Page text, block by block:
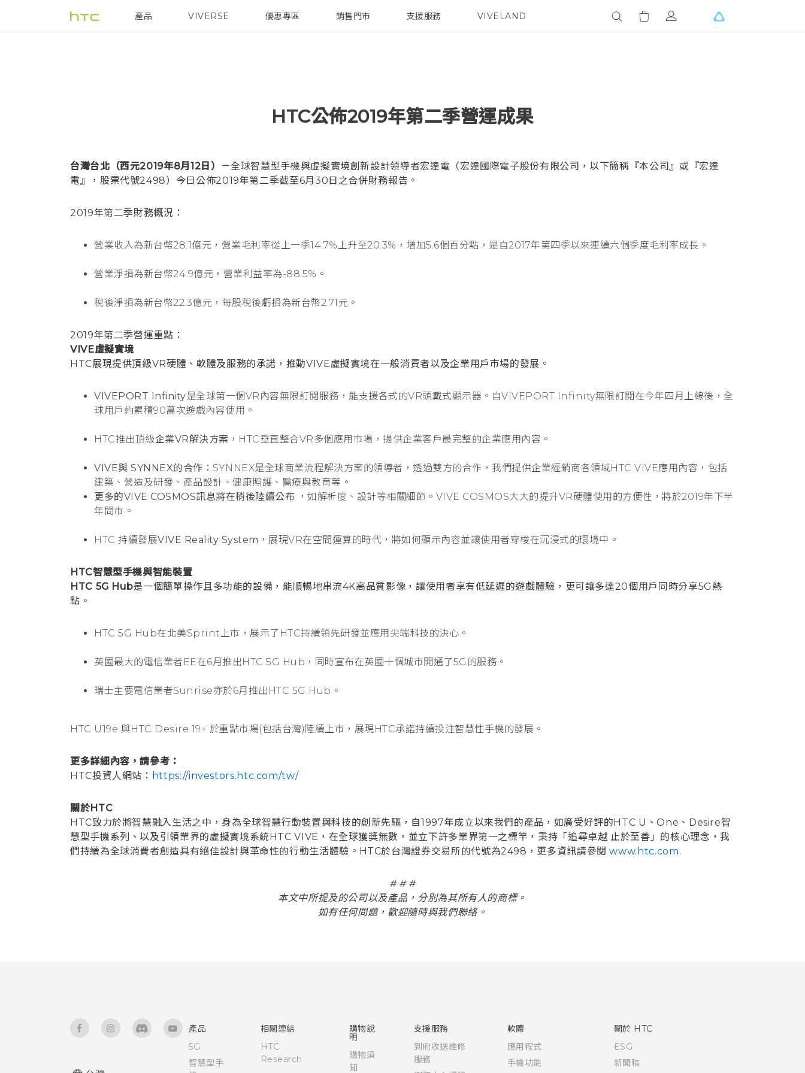
產品
VIVE G REIGNS 智慧型手機 配件
VIVERSE 優惠專區
焦點訊息 校園專案 企業採購
銷售門市
銷售通路 支援服務 VIVELAND
HTC公佈2019年第二季營運成果
台灣台北（西元2019年8月12日）
－全球智慧型手機與虛擬實境創新設計領導者宏達電（宏達國際電子股份有限公司，以下簡稱『本公司』或『宏達
電』，股票代號2498）今日公佈2019年第二季截至6月30日之合併財務報告。
2019年第二季財務概況：
營業收入為新台幣28.1億元，營業毛利率從上一季14.7%上升至20.3%，增加5.6個百分點，是自2017年第四季以來連續六個季度毛利率成長。
營業淨損為新台幣24.9億元，營業利益率為-88.5%。
稅後淨損為新台幣22.3億元，每股稅後虧損為新台幣2.71元。
2019年第二季營運重點：
VIVE虛擬實境
HTC展現提供頂級VR硬體、軟體及服務的承諾，推動VIVE虛擬實境在一般消費者以及企業用戶市場的發展。
VIVEPORT Infinity是全球第一個VR內容無限訂閱服務，能支援各式的VR頭戴式顯示器。自VIVEPORT Infinity無限訂閱在今年四月上線後，全
球用戶約累積90萬次遊戲內容使用。
HTC推出頂級企業VR解決方案 ，HTC垂直整合VR多個應用市場，提供企業客戶最完整的企業應用內容。
VIVE與 SYNNEX的合作： SYNNEX是全球商業流程解決方案的領導者，透過雙方的合作，我們提供企業經銷商各領域HTC VIVE應用內容，包括
建築、營造及研發、產品設計、健康照護、醫療與教育等。
更多的VIVE COSMOS訊息將在稍後陸續公布 ，如解析度、設計等相關細節。VIVE COSMOS大大的提升VR硬體使用的方便性，將於2019年下半
年問市。
HTC 持續發展VIVE Reality System ，展現VR在空間運算的時代，將如何顯示內容並讓使用者穿梭在沉浸式的環境中。
HTC智慧型手機與智能裝置
HTC 5G Hub是一個簡單操作且多功能的設備，能順暢地串流4K高品質影像，讓使用者享有低延遲的遊戲體驗，更可讓多達20個用戶同時分享5G熱
點。
HTC 5G Hub在北美Sprint上市，展示了HTC持續領先研發並應用尖端科技的決心。
英國最大的電信業者EE在6月推出HTC 5G Hub，同時宣布在英國十個城市開通了5G的服務。
瑞士主要電信業者Sunrise亦於6月推出HTC 5G Hub。
HTC U19e 與HTC Desire 19+ 於重點市場(包括台灣)陸續上市，展現HTC承諾持續投注智慧性手機的發展。
更多詳細內容，請參考：
HTC投資人網站： https://investors.htc.com/tw/
關於HTC
HTC致力於將智慧融入生活之中，身為全球智慧行動裝置與科技的創新先驅，自1997年成立以來我們的產品，如廣受好評的HTC U、One、Desire智
慧型手機系列、以及引領業界的虛擬實境系統HTC VIVE，在全球獲獎無數，並立下許多業界第一之標竿，秉持「追尋卓越 止於至善」的核心理念，我
們持續為全球消費者創造具有絕佳設計與革命性的行動生活體驗。HTC於台灣證券交易所的代號為2498，更多資訊請參閱 www.htc.com.
# # #
本文中所提及的公司以及產品，分別為其所有人的商標。
如有任何問題，歡迎隨時與我們聯絡。
產品
5G
智慧型手
相關連結
HTC
Research
購物說
明
購物須
知
支援服務
到府收送維修
服務
軟體
應用程式
手機功能
關於 HTC
ESG
新聞稿